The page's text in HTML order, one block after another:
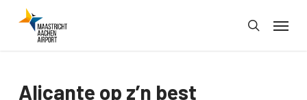
search
Menu
Alicante op z’n best